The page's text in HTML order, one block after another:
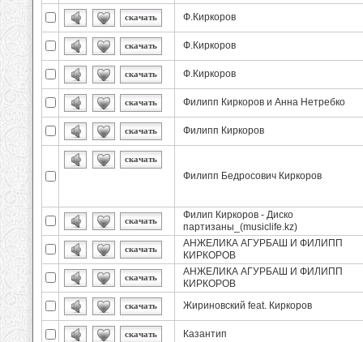
скачать Ф.Киркоров
скачать Ф.Киркоров
скачать Ф.Киркоров
скачать Филипп Киркоров и Анна Нетребко
скачать Филипп Киркоров
скачать
Филипп Бедросович Киркоров
скачать
Филип Киркоров - Диско
партизаны_(musiclife.kz)
скачать
АНЖЕЛИКА АГУРБАШ И ФИЛИПП
КИРКОРОВ
скачать
АНЖЕЛИКА АГУРБАШ И ФИЛИПП
КИРКОРОВ
скачать Жириновский feat. Киркоров
скачать Казантип